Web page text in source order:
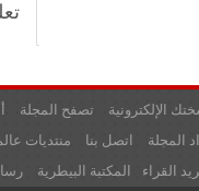
تصفح المجلة الإلكترونية
منتديات
اتصل بنا المجلة
المكتبة البيطرية القراء